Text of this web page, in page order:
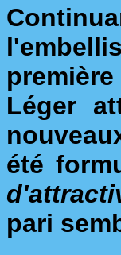
Léger
été
pari